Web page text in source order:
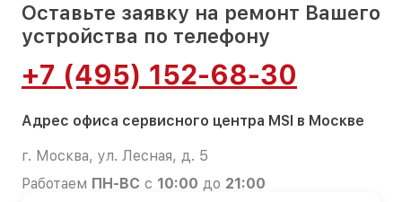
Оставьте заявку на ремонт Вашего
устройства по телефону
+7 (495) 152-68-30
Адрес офиса сервисного центра MSI в Москве
г. Москва, ул. Лесная, д. 5
Работаем ПН-ВС с 10:00 до 21:00